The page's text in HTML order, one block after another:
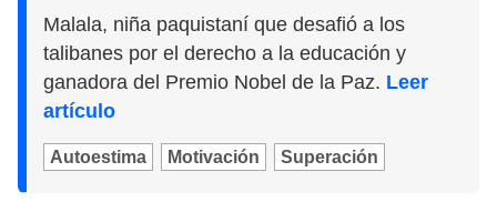
Malala, niña paquistaní que desafió a los
talibanes por el derecho a la educación y
ganadora del Premio Nobel de la Paz. Leer
artículo
Autoestima Motivación Superación